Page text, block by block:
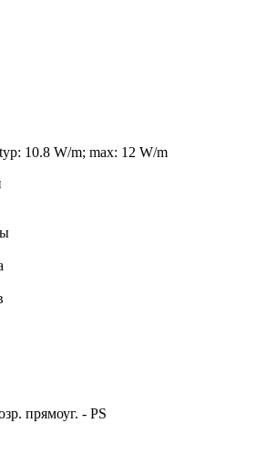
typ: 10.8 W/m; max: 12 W/m
прямоуг. - PS